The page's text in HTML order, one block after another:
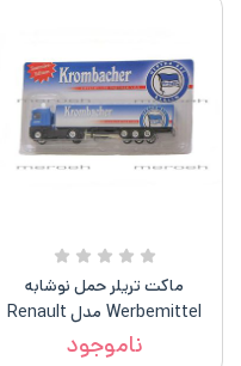
ماکت تریلر حمل نوشابه
Werbemittel مدل Renault
Magnum
ناموجود